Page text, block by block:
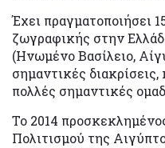
Έχει πραγματοποιήσει
ζωγραφικής στην
(Ηνωμένο Βασίλειο,
σημαντικές
πολλές σημαντικές
Το 2014
Πολιτισμού της